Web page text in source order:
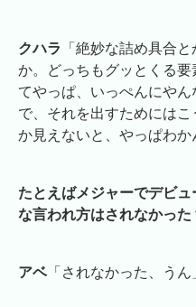
クハラ
「絶妙な詰め具合
か。どっちもグッとくる
てやっぱ、いっぺんにやん
で、それを出すためには
か見えないと、やっぱわか
たとえばメジャーでデビ
な言われ方はされなかった
アベ「されなかった、うん